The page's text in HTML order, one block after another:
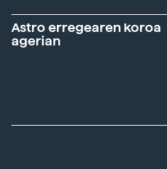
Astro erregearen koroa
agerian